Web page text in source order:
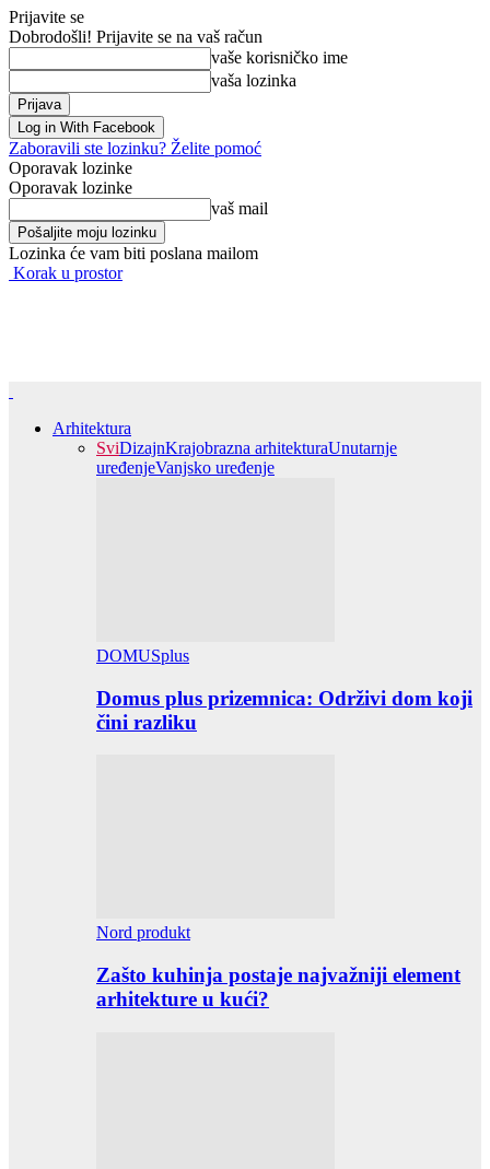
Prijavite se
Dobrodošli! Prijavite se na vaš račun
vaše korisničko ime
vaša lozinka
Log in With Facebook
Zaboravili ste lozinku? Želite pomoć
Oporavak lozinke
Oporavak lozinke
vaš mail
Lozinka će vam biti poslana mailom
Korak u prostor
Arhitektura
SviDizajnKrajobrazna arhitekturaUnutarnje
uređenjeVanjsko uređenje
DOMUSplus
Domus plus prizemnica: Održivi dom koji
čini razliku
Nord produkt
Zašto kuhinja postaje najvažniji element
arhitekture u kući?